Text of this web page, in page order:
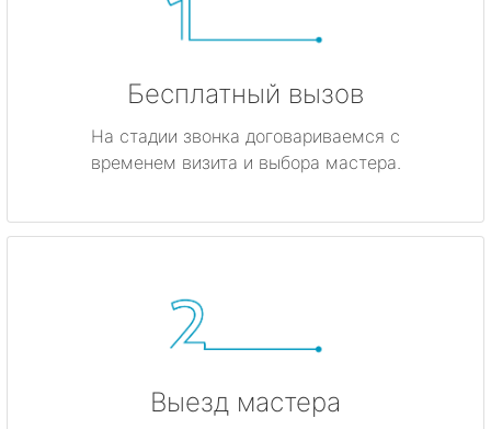
Бесплатный вызов
На стадии звонка договариваемся с
временем визита и выбора мастера.
Выезд мастера